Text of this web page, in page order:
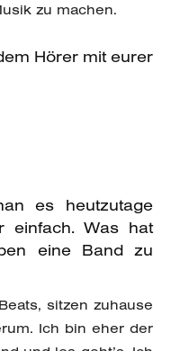
zu machen.
Hörer mit eurer
es heutzutage
einfach. Was hat
eine Band zu
sitzen zuhause
Ich bin eher der